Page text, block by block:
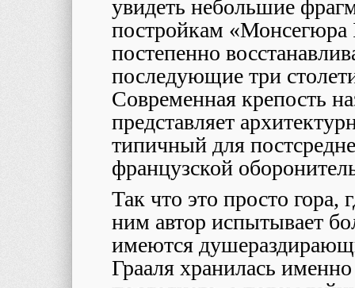
увидеть небольшие
постройкам
постепенно
последующие три
Современная крепость
представляет
типичный для
французской
Так что это просто гора,
ним автор испытывает
имеются
Грааля хранилась